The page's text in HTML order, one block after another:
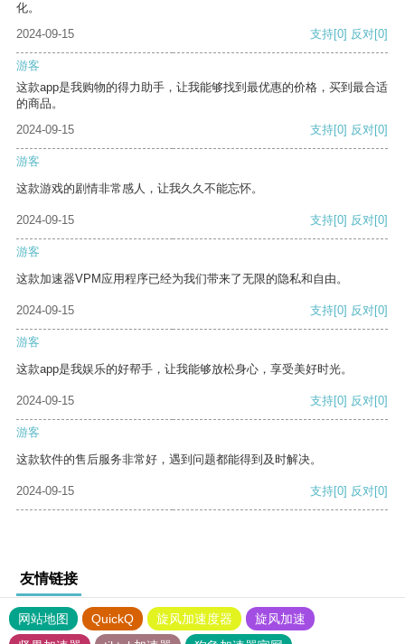
化。
2024-09-15
支持[0] 反对[0]
游客
这款app是我购物的得力助手，让我能够找到最优惠的价格，买到最合适
的商品。
2024-09-15
支持[0] 反对[0]
游客
这款游戏的剧情非常感人，让我久久不能忘怀。
2024-09-15 支持[0] 反对[0]
游客
这款加速器VPM应用程序已经为我们带来了无限的隐私和自由。
2024-09-15 支持[0] 反对[0]
游客
这款app是我娱乐的好帮手，让我能够放松身心，享受美好时光。
2024-09-15 支持[0] 反对[0]
游客
这款软件的售后服务非常好，遇到问题都能得到及时解决。
2024-09-15 支持[0] 反对[0]
友情链接
网站地图 QuickQ 旋风加速度器
旋风加速